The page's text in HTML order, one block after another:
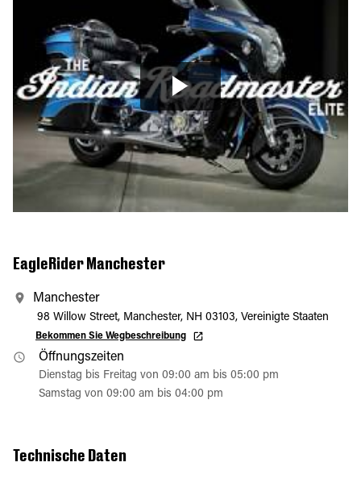
EagleRider Manchester
Manchester
98 Willow Street, Manchester, NH 03103, Vereinigte Staaten
Bekommen Sie Wegbeschreibung
Öffnungszeiten
Dienstag bis Freitag von 09:00 am bis 05:00 pm
Samstag von 09:00 am bis 04:00 pm
Technische Daten